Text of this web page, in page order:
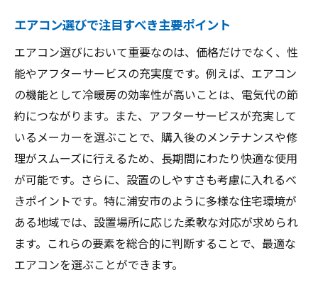
エアコン選びで注目すべき主要ポイント
エアコン選びにおいて重要なのは、価格だけでなく、性
能やアフターサービスの充実度です。例えば、エアコン
の機能として冷暖房の効率性が高いことは、電気代の節
約につながります。また、アフターサービスが充実して
いるメーカーを選ぶことで、購入後のメンテナンスや修
理がスムーズに行えるため、長期間にわたり快適な使用
が可能です。さらに、設置のしやすさも考慮に入れるべ
きポイントです。特に浦安市のように多様な住宅環境が
ある地域では、設置場所に応じた柔軟な対応が求められ
ます。これらの要素を総合的に判断することで、最適な
エアコンを選ぶことができます。